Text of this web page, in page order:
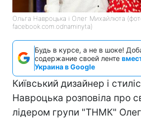
Ольга Навроцька і Олег Михайлюта
facebook.com.odnaminyta)
Будь в курсе, а не в шоке!
содержание своей ленте
Украина в Google
Київський дизайнер і
Навроцька розповіла про
лідером групи "ТНМК"